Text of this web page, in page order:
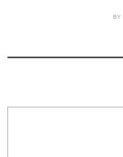
BY